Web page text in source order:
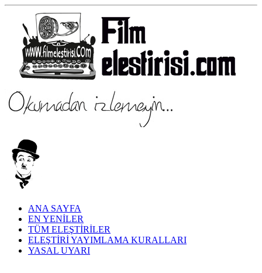
ANA SAYFA
EN YENİLER
TÜM ELEŞTİRİLER
ELEŞTİRİ YAYIMLAMA KURALLARI
YASAL UYARI